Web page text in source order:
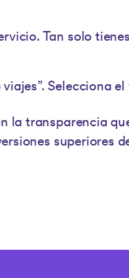
Tan solo
Selecciona
la transparencia
superiores